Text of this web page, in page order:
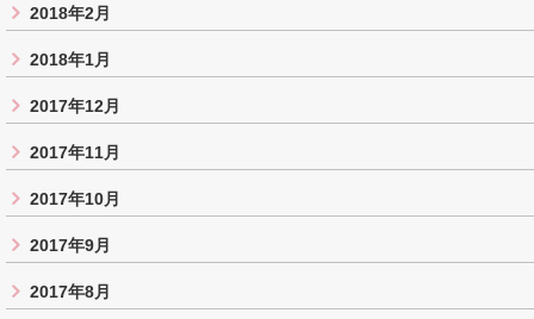
2018年2月
2018年1月
2017年12月
2017年11月
2017年10月
2017年9月
2017年8月